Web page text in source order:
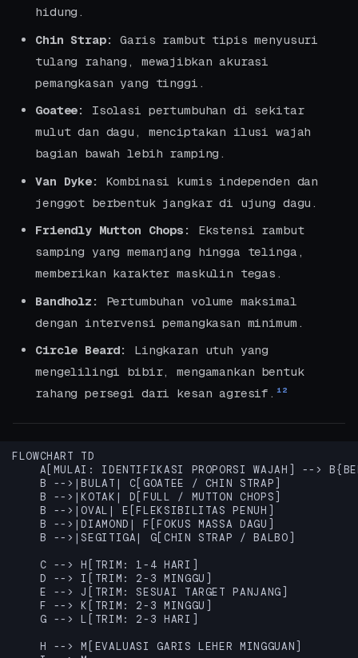
hidung.
Chin Strap:
Garis rambut tipis menyusuri
tulang rahang, mewajibkan akurasi
pemangkasan yang tinggi.
Goatee:
Isolasi pertumbuhan di sekitar
mulut dan dagu, menciptakan ilusi wajah
bagian bawah lebih ramping.
Van Dyke:
Kombinasi kumis independen dan
jenggot berbentuk jangkar di ujung dagu.
Friendly Mutton Chops:
Ekstensi rambut
samping yang memanjang hingga telinga,
memberikan karakter maskulin tegas.
Bandholz:
Pertumbuhan volume maksimal
dengan intervensi pemangkasan minimum.
Circle Beard:
Lingkaran utuh yang
mengelilingi bibir, mengamankan bentuk
rahang persegi dari kesan agresif. 12
FLOWCHART TD
A[MULAI: IDENTIFIKASI PROPORSI WAJAH] -->
    B -->|BULAT| C[GOATEE / CHIN STRAP]
    B -->|KOTAK| D[FULL / MUTTON CHOPS]
    B -->|OVAL| E[FLEKSIBILITAS PENUH]
    B -->|DIAMOND| F[FOKUS MASSA DAGU]
    B -->|SEGITIGA| G[CHIN STRAP / BALBO]
    C --> H[TRIM: 1-4 HARI]
    D --> I[TRIM: 2-3 MINGGU]
    E --> J[TRIM: SESUAI TARGET PANJANG]
    F --> K[TRIM: 2-3 MINGGU]
    G --> L[TRIM: 2-3 HARI]
    H --> M[EVALUASI GARIS LEHER MINGGUAN]